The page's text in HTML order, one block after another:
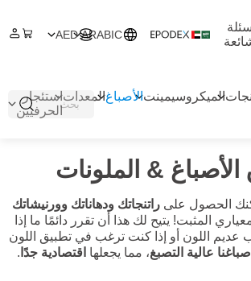
ARABIC
AED
الميكروسيمينتالأصباغالمعداتاستئجار
الحرفيين
& الملونات
راتنجاتك ودهاناتك وورنيشاتك
المثبت! يتيح لك هذا أن تقرر دائمًا ما إذا
عديم اللون أو إذا كنت ترغب في تطبيق اللون
عالية التصبغ، مما يجعلها اقتصادية جدًا .